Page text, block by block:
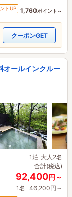
トUP 1,760ポイント～
クーポンGET
オールインクルー
1泊 大人2名
合計(税込)
92,400円～
1名 46,200円～